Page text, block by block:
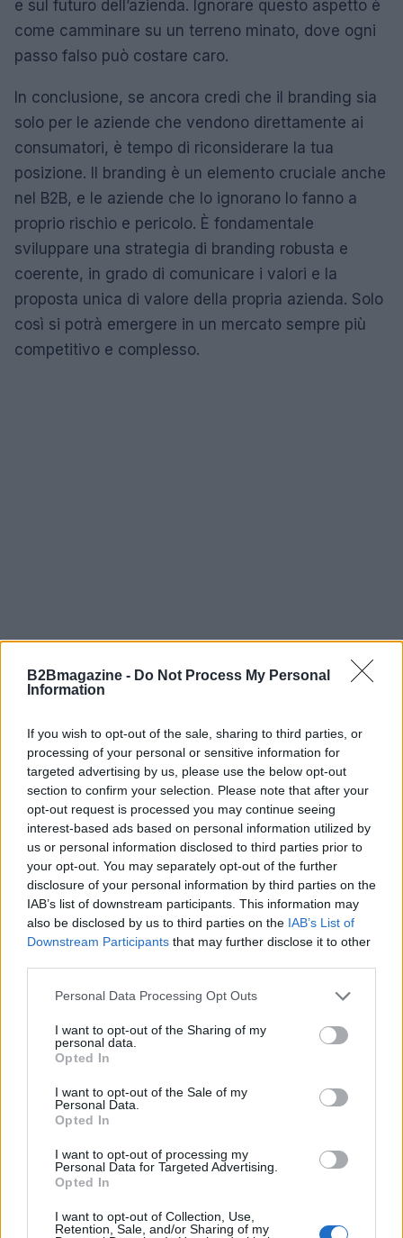
B2Bmagazine - Do Not Process My Personal
Information
If you wish to opt-out of the sale, sharing to third parties, or
processing of your personal or sensitive information for
targeted advertising by us, please use the below opt-out
section to confirm your selection. Please note that after your
opt-out request is processed you may continue seeing
interest-based ads based on personal information utilized by
us or personal information disclosed to third parties prior to
your opt-out. You may separately opt-out of the further
disclosure of your personal information by third parties on the
IAB’s list of downstream participants. This information may
also be disclosed by us to third parties on the IAB’s List of
Downstream Participants that may further disclose it to other
Please note that this website/app uses one or more Google
not limited to your visit or usage behaviour. You may click to
grant or deny consent to Google and its third-party tags to
use your data for below specified purposes in below Google
consent section.
Personal Data Processing Opt Outs
I want to opt-out of the Sharing of my
personal data.
Opted In
I want to opt-out of the Sale of my
Personal Data.
Opted In
I want to opt-out of processing my
Personal Data for Targeted Advertising.
Opted In
I want to opt-out of Collection, Use,
Retention, Sale, and/or Sharing of my
e sul futuro dell’azienda. Ignorare questo aspetto è
come camminare su un terreno minato, dove ogni
passo falso può costare caro.
In conclusione, se ancora credi che il branding sia
solo per le aziende che vendono direttamente ai
consumatori, è tempo di riconsiderare la tua
posizione. Il branding è un elemento cruciale anche
nel B2B, e le aziende che lo ignorano lo fanno a
proprio rischio e pericolo. È fondamentale
sviluppare una strategia di branding robusta e
coerente, in grado di comunicare i valori e la
proposta unica di valore della propria azienda. Solo
così si potrà emergere in un mercato sempre più
competitivo e complesso.
Invito chiunque legga queste righe a riflettere su
branding. È il momento di allontanarsi dalle
convenzioni e abbracciare una mentalità più
audace e lungimirante.
AUTORE
AiAdhubMedia